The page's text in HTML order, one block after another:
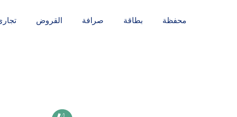
محفظة بطاقة صرافة القروض